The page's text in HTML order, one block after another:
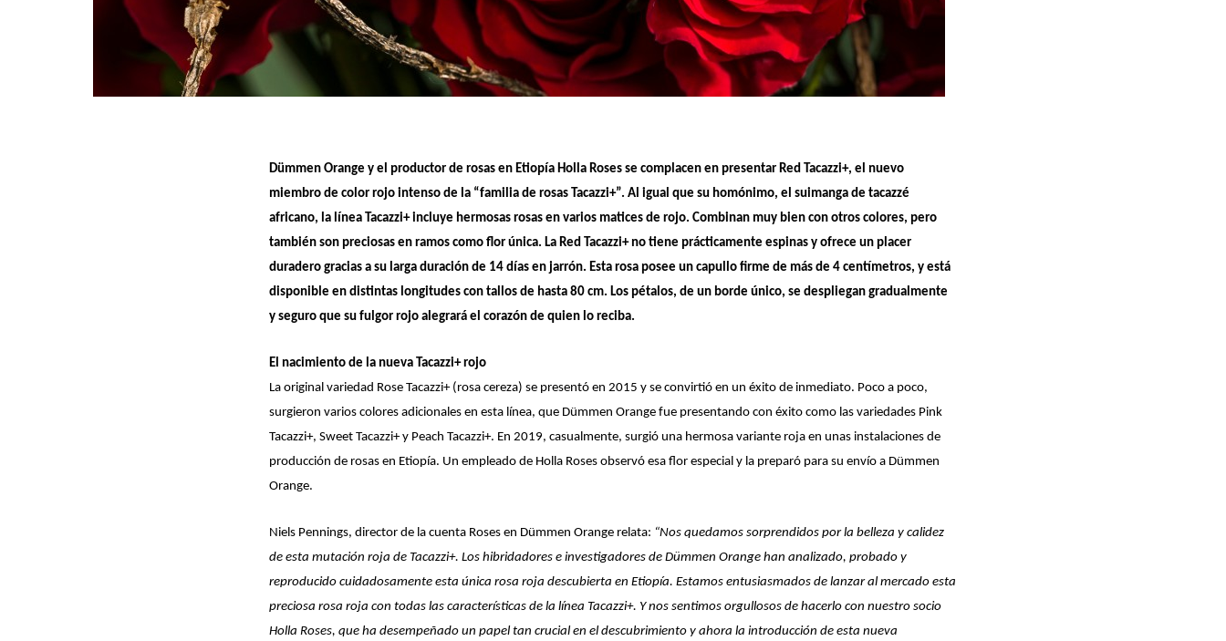
Dümmen Orange y el productor de rosas en Etiopía Holla Roses se complacen en presentar Red Tacazzi+, el nuevo
miembro de color rojo intenso de la “familia de rosas Tacazzi+”. Al igual que su homónimo, el suimanga de tacazzé
africano, la línea Tacazzi+ incluye hermosas rosas en varios matices de rojo.Combinan muy bien con otros colores, pero
también son preciosas en ramos como flor única.La Red Tacazzi+ no tiene prácticamente espinas y ofrece un placer
duradero gracias a su larga duración de 14 días en jarrón. Esta rosa posee un capullo firme de más de 4 centímetros, y está
disponible en distintas longitudes con tallos de hasta 80 cm.Los pétalos, de un borde único, se despliegan gradualmente
y seguro que su fulgor rojo alegrará el corazón de quien lo reciba.
El nacimiento de la nueva Tacazzi+ rojo
La original variedad Rose Tacazzi+ (rosa cereza) se presentó en 2015 y se convirtió en un éxito de inmediato. Poco a poco,
surgieron varios colores adicionales en esta línea, que Dümmen Orange fue presentando con éxito como las variedades Pink
Tacazzi+, Sweet Tacazzi+ y Peach Tacazzi+. En 2019, casualmente, surgió una hermosa variante roja en unas instalaciones de
producción de rosas en Etiopía. Un empleado de Holla Roses observó esa flor especial y la preparó para su envío a Dümmen
Orange.
Niels Pennings, director de la cuenta Roses en Dümmen Orange relata: “Nos quedamos sorprendidos por la belleza y calidez
de esta mutación roja de Tacazzi+. Los hibridadores e investigadores de Dümmen Orange han analizado, probado y
reproducido cuidadosamente esta única rosa roja descubierta en Etiopía. Estamos entusiasmados de lanzar al mercado esta
preciosa rosa roja con todas las características de la línea Tacazzi+. Y nos sentimos orgullosos de hacerlo con nuestro socio
Holla Roses, que ha desempeñado un papel tan crucial en el descubrimiento y ahora la introducción de esta nueva